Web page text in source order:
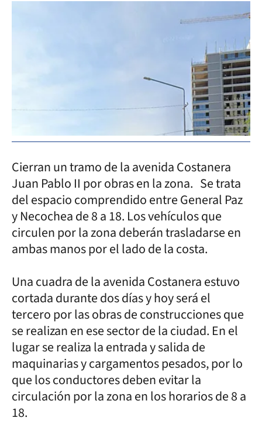
Cierran un tramo de la avenida Costanera
Juan Pablo II por obras en la zona. Se trata
del espacio comprendido entre General Paz
y Necochea de 8 a 18. Los vehículos que
circulen por la zona deberán trasladarse en
ambas manos por el lado de la costa.
Una cuadra de la avenida Costanera estuvo
cortada durante dos días y hoy será el
tercero por las obras de construcciones que
se realizan en ese sector de la ciudad. En el
lugar se realiza la entrada y salida de
maquinarias y cargamentos pesados, por lo
que los conductores deben evitar la
circulación por la zona en los horarios de 8 a
18.